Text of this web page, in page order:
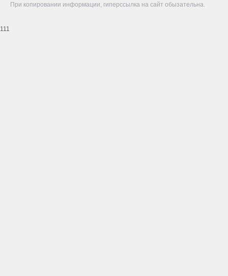
При копировании информации, гиперссылка на сайт обызательна.
111